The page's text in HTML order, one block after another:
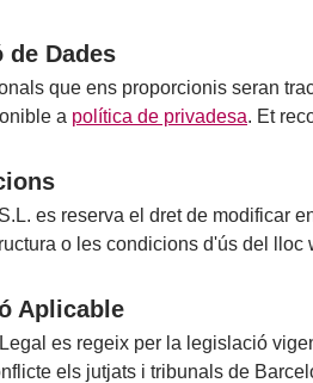
de Dades
que ens proporcionis seran
a política de privadesa. Et
es reserva el dret de modificar
o les condicions d'ús del lloc
Aplicable
es regeix per la legislació
els jutjats i tribunals de